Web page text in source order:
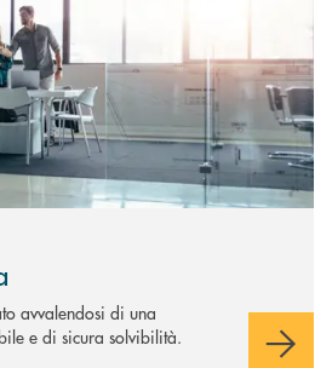
avvalendosi di una
e di sicura solvibilità.